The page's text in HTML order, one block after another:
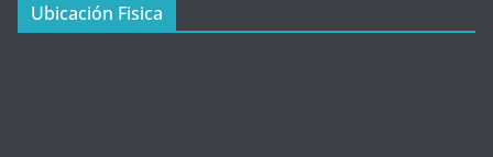
Ubicación Fisica